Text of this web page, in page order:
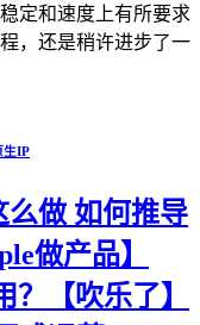
定和速度上有所要求
，还是稍许进步了一
生IP
么做 如何推导
做产品】
？【吹乐了】